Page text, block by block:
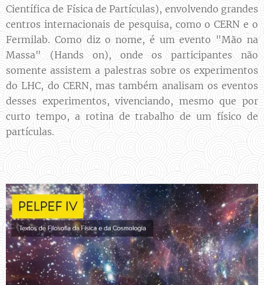
Científica de Física de Partículas), envolvendo grandes
centros internacionais de pesquisa, como o CERN e o
Fermilab. Como diz o nome, é um evento "Mão na
Massa" (Hands on), onde os participantes não
somente assistem a palestras sobre os experimentos
do LHC, do CERN, mas também analisam os eventos
desses experimentos, vivenciando, mesmo que por
curto tempo, a rotina de trabalho de um físico de
partículas.